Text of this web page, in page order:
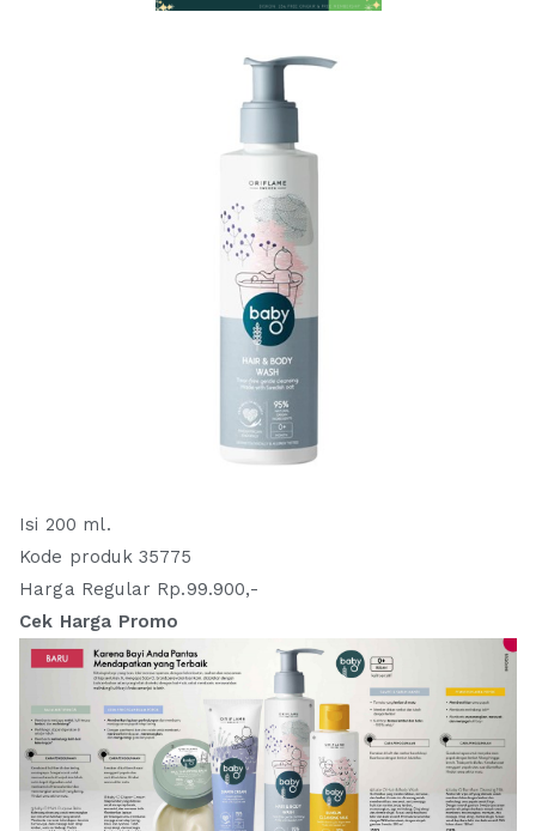
Isi 200 ml.
Kode produk 35775
Harga Regular Rp.99.900,-
Cek Harga Promo